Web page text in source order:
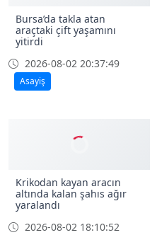
Bursa’da takla atan
araçtaki çift yaşamını
yitirdi
2026-08-02 20:37:49
Asayiş
Krikodan kayan aracın
altında kalan şahıs ağır
yaralandı
2026-08-02 18:10:52